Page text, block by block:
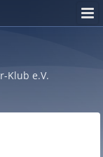
Klub e.V.